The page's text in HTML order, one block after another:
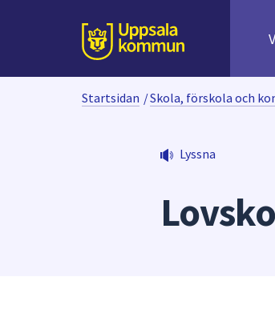
Till sidans
huvudinnehåll
innehåll
När
Startsidan /Skola, förskola och
Lyssna